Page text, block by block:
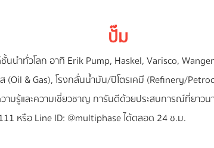
ปั๊ม
ำทั่วโลก อาทิ Erik Pump, Haskel, Varisco,
& Gas), โรงกลั่นน้ำมัน/ปิโตรเคมี (Refinery/
รู้และความเชี่ยวชาญ การันตีด้วยประสบการณ์ที่ยาว
หรือ Line ID: @multiphase ได้ตลอด 24 ช.ม.